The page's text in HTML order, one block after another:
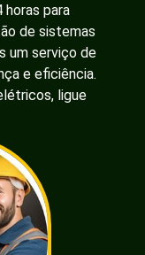
para
de sistemas
um serviço de
e eficiência.
ligue